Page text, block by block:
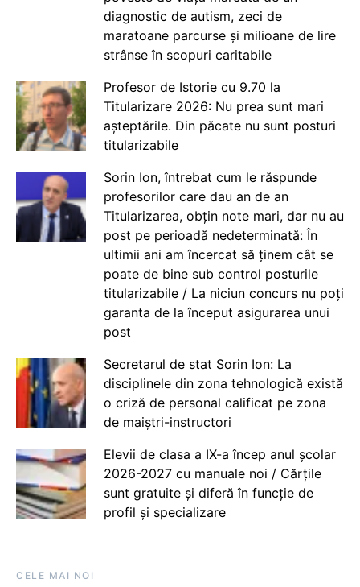
diagnostic de autism, zeci de
maratoane parcurse și milioane de lire
strânse în scopuri caritabile
Profesor de Istorie cu 9.70 la
Titularizare 2026: Nu prea sunt mari
așteptările. Din păcate nu sunt posturi
titularizabile
Sorin Ion, întrebat cum le răspunde
profesorilor care dau an de an
Titularizarea, obțin note mari, dar nu au
post pe perioadă nedeterminată: În
ultimii ani am încercat să ținem cât se
poate de bine sub control posturile
titularizabile / La niciun concurs nu poți
garanta de la început asigurarea unui
post
Secretarul de stat Sorin Ion: La
disciplinele din zona tehnologică există
o criză de personal calificat pe zona
de maiștri-instructori
Elevii de clasa a IX-a încep anul școlar
2026-2027 cu manuale noi / Cărțile
sunt gratuite și diferă în funcție de
profil și specializare
CELE MAI NOI